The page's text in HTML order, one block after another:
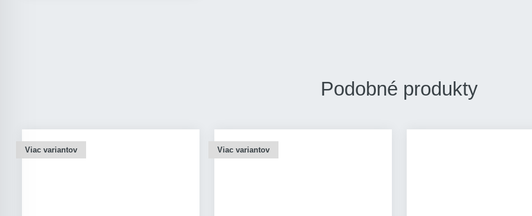
Podobné produkty
Viac variantov Viac variantov